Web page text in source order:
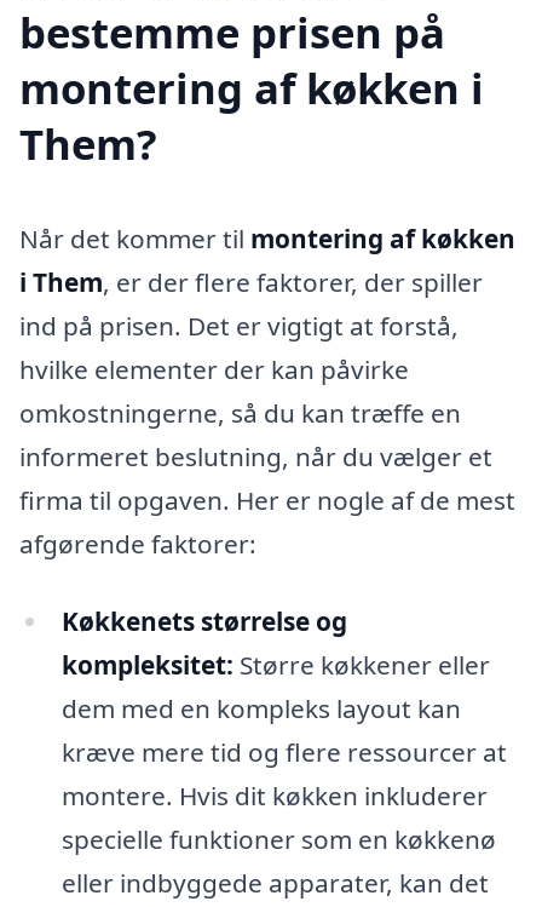
bestemme prisen på
montering af køkken i
Them?
Når det kommer til montering af køkken
i Them, er der flere faktorer, der spiller
ind på prisen. Det er vigtigt at forstå,
hvilke elementer der kan påvirke
omkostningerne, så du kan træffe en
informeret beslutning, når du vælger et
firma til opgaven. Her er nogle af de mest
afgørende faktorer:
Køkkenets størrelse og
kompleksitet: Større køkkener eller
dem med en kompleks layout kan
kræve mere tid og flere ressourcer at
montere. Hvis dit køkken inkluderer
specielle funktioner som en køkkenø
eller indbyggede apparater, kan det